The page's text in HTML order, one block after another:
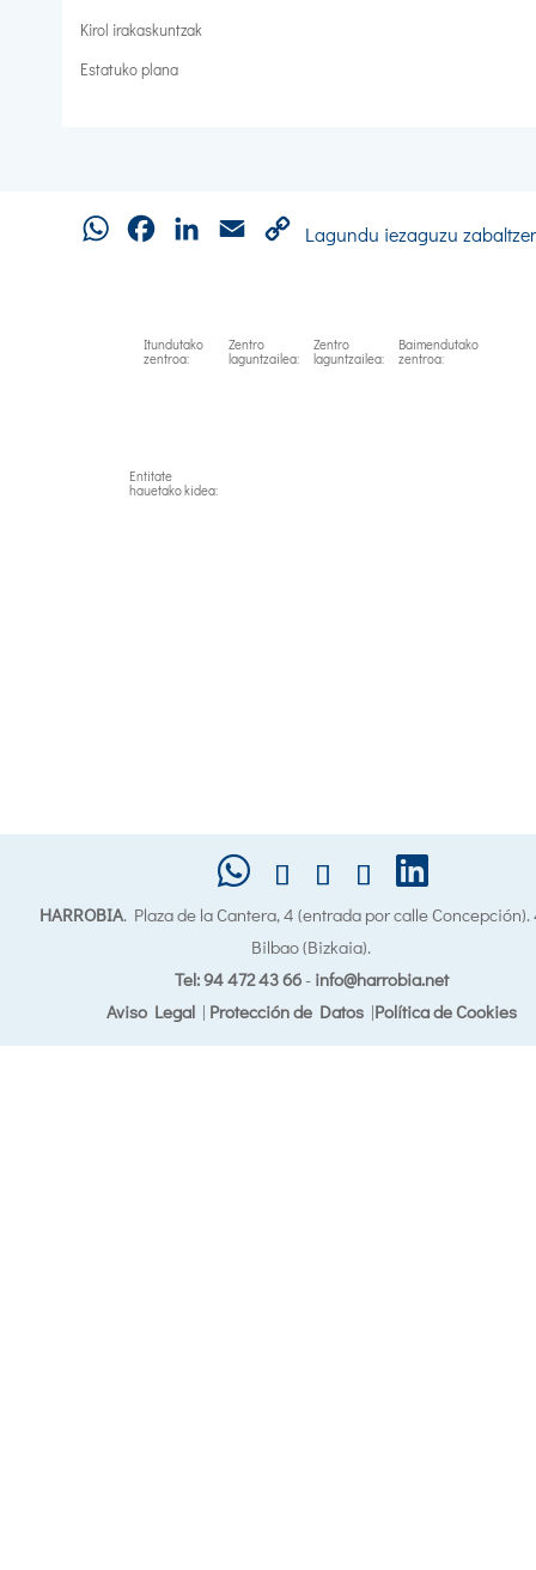
Kirol irakaskuntzak
Estatuko plana
WhatsAppFacebookLinkedInEmail
Copy
Lagundu iezaguzu
Itundutako
zentroa:
Zentro
laguntzailea:
Zentro
laguntzailea:
Baimendutako
zentroa:
Entitate
hauetako kidea:
HARROBIA. Plaza de la Cantera, 4 (entrada por calle
Bilbao (Bizkaia).
Tel: 94 472 43 66- info@harrobia.net
Aviso Legal| Protección de Datos|Política de Cookies